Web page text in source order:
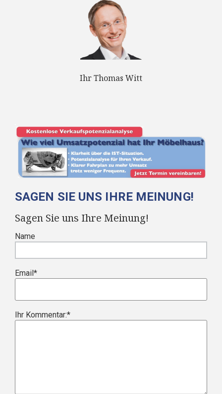
Ihr Thomas Witt
SAGEN SIE UNS IHRE MEINUNG!
Sagen Sie uns Ihre Meinung!
Name
Email*
Ihr Kommentar:*